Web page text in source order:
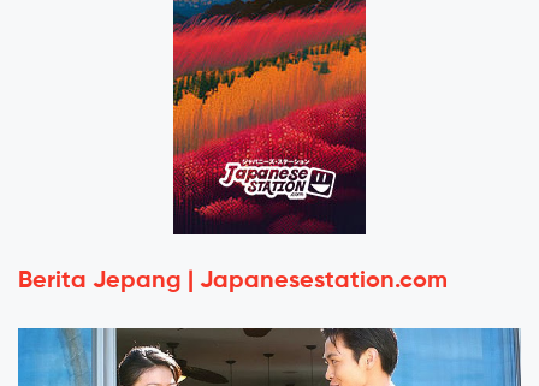
Berita Jepang | Japanesestation.com